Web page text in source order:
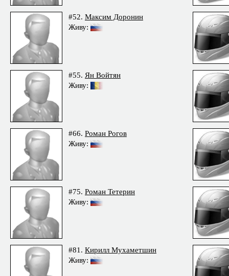
#52. Максим Доронин
Живу:
#55. Ян Войтян
Живу:
#66. Роман Рогов
Живу:
#75. Роман Тетерин
Живу:
#81. Кирилл Мухаметшин
Живу: